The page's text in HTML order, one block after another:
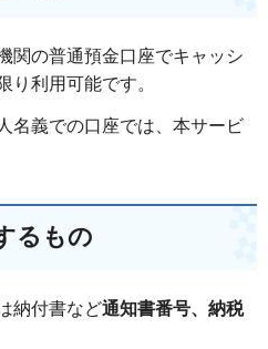
関の普通預金口座でキャッシ
り利用可能です。
名義での口座では、本サービ
るもの
納付書など通知書番号、納税